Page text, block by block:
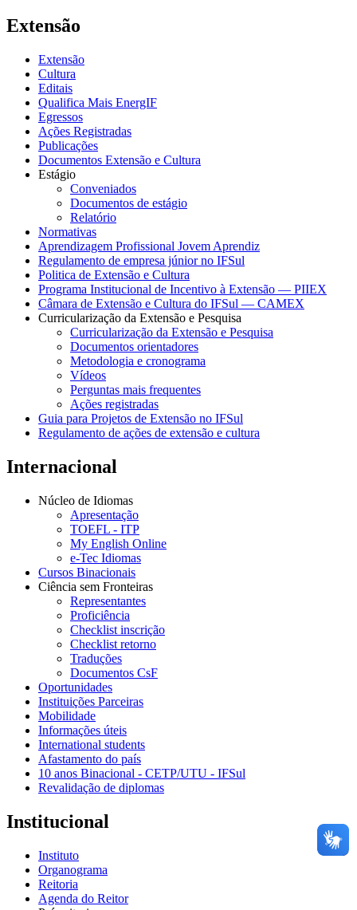
Extensão
Extensão
Cultura
Editais
Qualifica Mais EnergIF
Egressos
Ações Registradas
Publicações
Documentos Extensão e Cultura
Estágio
Conveniados
Documentos de estágio
Relatório
Normativas
Aprendizagem Profissional Jovem Aprendiz
Regulamento de empresa júnior no IFSul
Politica de Extensão e Cultura
Programa Institucional de Incentivo à Extensão — PIIEX
Câmara de Extensão e Cultura do IFSul — CAMEX
Curricularização da Extensão e Pesquisa
Curricularização da Extensão e Pesquisa
Documentos orientadores
Metodologia e cronograma
Vídeos
Perguntas mais frequentes
Ações registradas
Guia para Projetos de Extensão no IFSul
Regulamento de ações de extensão e cultura
Internacional
Núcleo de Idiomas
Apresentação
TOEFL - ITP
My English Online
e-Tec Idiomas
Cursos Binacionais
Ciência sem Fronteiras
Representantes
Proficiência
Checklist inscrição
Checklist retorno
Traduções
Documentos CsF
Oportunidades
Instituições Parceiras
Mobilidade
Informações úteis
International students
Afastamento do país
10 anos Binacional - CETP/UTU - IFSul
Revalidação de diplomas
Institucional
Instituto
Organograma
Reitoria
Agenda do Reitor